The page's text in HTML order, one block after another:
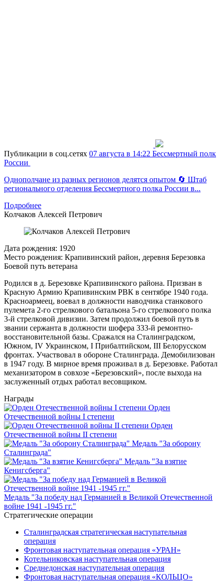
Публикации в соц.сетях 07 августа в 14:22 Бессмертный полк
России
Однополчане из разных регионов делятся опытом 🔄 Штаб
регионального отделения Бессмертного полка России в...
Подробнее
Колчаков Алексей Петрович
Дата рождения: 1920
Место рождения: Крапивинский район, деревня Березовка
Боевой путь ветерана
Родился в д. Березовке Крапивинского района. Призван в
Красную Армию Крапивинским РВК в сентябре 1940 года.
Красноармеец, воевал в должности наводчика станкового
пулемета 2-го стрелкового батальона 5-го стрелкового полка
3-й стрелковой дивизии. Затем продолжил боевой путь в
звании сержанта в должности шофера 333-й ремонтно-
восстановительной базы. Сражался на Сталинградском,
Южном, IV Украинском, I Прибалтийском, III Белорусском
фронтах. Участвовал в обороне Сталинграда. Демобилизован
в 1947 году. В мирное время проживал в д. Березовке. Работал
механизатором в совхозе «Березовский», после выхода на
заслуженный отдых работал весовщиком.
Награды
Орден
Отечественной войны I степени
Орден
Отечественной войны II степени
Медаль "За оборону
Сталинграда"
Медаль "За взятие
Кенигсберга"
Медаль "За победу над Германией в Великой Отечественной
войне 1941 -1945 гг."
Стратегические операции
Сталинградская стратегическая наступательная
операция
Фронтовая наступательная операция «УРАН»
Котельниковская наступательная операция
Среднедонская наступательная операция
Фронтовая наступательная операция «КОЛЬЦО»